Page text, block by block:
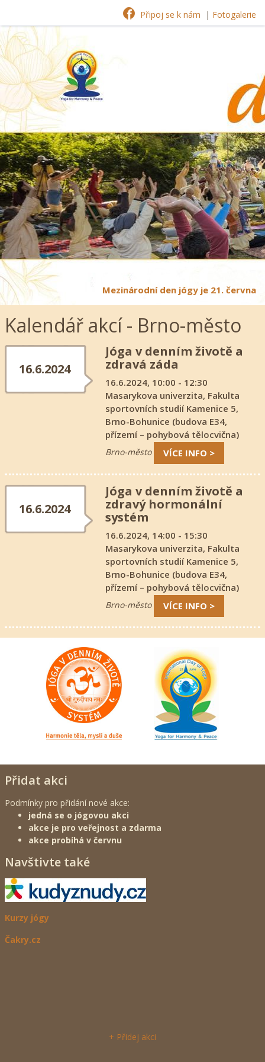
Připoj se k nám | Fotogalerie
Mezinárodní den jógy je 21. června
Kalendář akcí - Brno-město
16.6.2024
Jóga v denním životě a
zdravá záda
16.6.2024, 10:00 - 12:30
Masarykova univerzita, Fakulta
sportovních studií Kamenice 5,
Brno-Bohunice (budova E34,
přízemí – pohybová tělocvična)
Brno-město VÍCE INFO >
16.6.2024
Jóga v denním životě a
zdravý hormonální
systém
16.6.2024, 14:00 - 15:30
Masarykova univerzita, Fakulta
sportovních studií Kamenice 5,
Brno-Bohunice (budova E34,
přízemí – pohybová tělocvična)
Brno-město VÍCE INFO >
Přidat akci
Podmínky pro přidání nové akce:
jedná se o jógovou akci
akce je pro veřejnost a zdarma
akce probíhá v červnu
Navštivte také
Kurzy jógy
Čakry.cz
+ Přidej akci